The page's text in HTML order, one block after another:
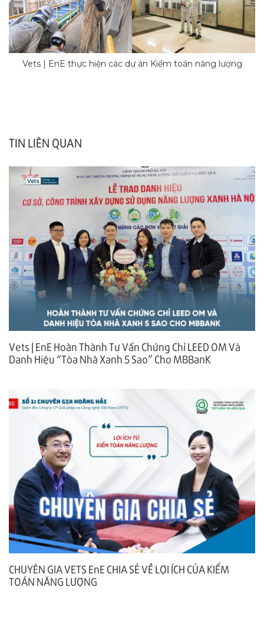
Vets | EnE thực hiện các dự án Kiểm toán năng lượng
TIN LIÊN QUAN
Vets | EnE Hoàn Thành Tư Vấn Chứng Chỉ LEED OM Và
Danh Hiệu “Tòa Nhà Xanh 5 Sao” Cho MBBanK
CHUYÊN GIA VETS EnE CHIA SẺ VỀ LỢI ÍCH CỦA KIỂM
TOÁN NĂNG LƯỢNG